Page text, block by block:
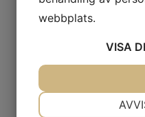
webbplats.
VISA